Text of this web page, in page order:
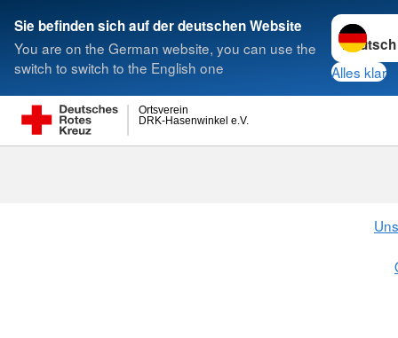
Sie befinden sich auf der deutschen Website
You are on the German website, you can use the
switch to switch to the English one
Sprache
Alles klar
DRK-Hasenwinkel e.V.
Ortsverein
Suche